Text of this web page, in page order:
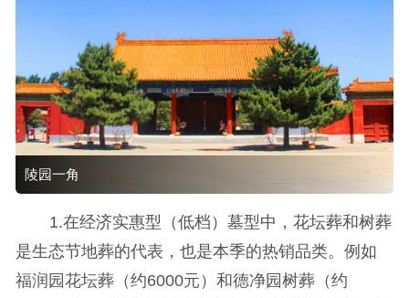
陵园一角
1.在经济实惠型（低档）墓型中，花坛葬和树葬
是生态节地葬的代表，也是本季的热销品类。例如
福润园花坛葬（约6000元）和德净园树葬（约